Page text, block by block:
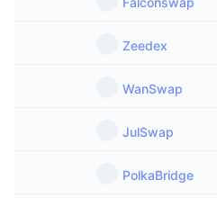
Zeedex
WanSwap
JulSwap
PolkaBridge